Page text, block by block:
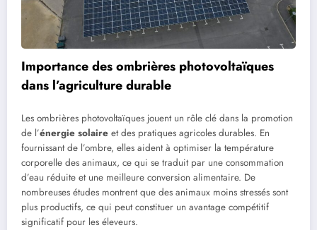
Importance des ombrières photovoltaïques
dans l’agriculture durable
Les ombrières photovoltaïques jouent un rôle clé dans la promotion
de l’énergie solaire et des pratiques agricoles durables. En
fournissant de l’ombre, elles aident à optimiser la température
corporelle des animaux, ce qui se traduit par une consommation
d’eau réduite et une meilleure conversion alimentaire. De
nombreuses études montrent que des animaux moins stressés sont
plus productifs, ce qui peut constituer un avantage compétitif
significatif pour les éleveurs.